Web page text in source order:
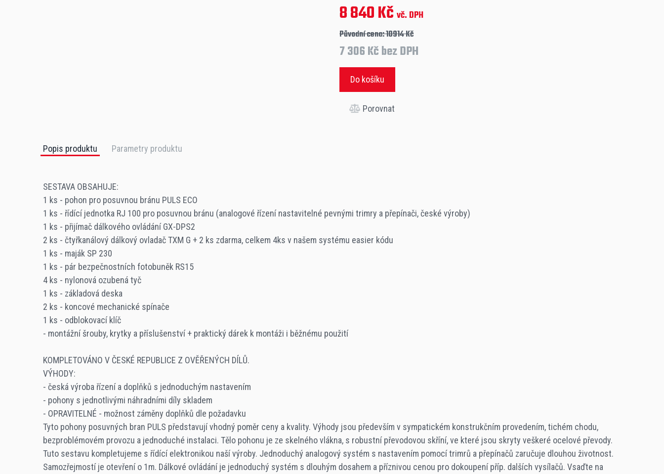
8 840 Kč vč. DPH
Původní cena: 10914 Kč
7 306 Kč bez DPH
Do košíku
Porovnat
Popis produktu Parametry produktu
SESTAVA OBSAHUJE:
1 ks - pohon pro posuvnou bránu PULS ECO
1 ks - řídící jednotka RJ 100 pro posuvnou bránu (analogové řízení nastavitelné pevnými trimry a přepínači, české výroby)
1 ks - přijímač dálkového ovládání GX-DPS2
2 ks - čtyřkanálový dálkový ovladač TXM G + 2 ks zdarma, celkem 4ks v našem systému easier kódu
1 ks - maják SP 230
1 ks - pár bezpečnostních fotobuněk RS15
4 ks - nylonová ozubená tyč
1 ks - základová deska
2 ks - koncové mechanické spínače
1 ks - odblokovací klíč
- montážní šrouby, krytky a příslušenství + praktický dárek k montáži i běžnému použití
KOMPLETOVÁNO V ČESKÉ REPUBLICE Z OVĚŘENÝCH DÍLŮ.
VÝHODY:
- česká výroba řízení a doplňků s jednoduchým nastavením
- pohony s jednotlivými náhradními díly skladem
- OPRAVITELNÉ - možnost záměny doplňků dle požadavku
Tyto pohony posuvných bran PULS představují vhodný poměr ceny a kvality. Výhody jsou především v sympatickém konstrukčním provedením, tichém chodu,
bezproblémovém provozu a jednoduché instalaci. Tělo pohonu je ze skelného vlákna, s robustní převodovou skříní, ve které jsou skryty veškeré ocelové převody.
Tuto sestavu kompletujeme s řídící elektronikou naší výroby. Jednoduchý analogový systém s nastavením pomocí trimrů a přepínačů zaručuje dlouhou životnost.
Samozřejmostí je otevření o 1m. Dálkové ovládání je jednoduchý systém s dlouhým dosahem a příznivou cenou pro dokoupení příp. dalších vysílačů. Vsaďte na
Max. délka rámu
4,5 m
Max. hmotnost rámu
400 kg
Max. tlačná síla
500 N
Provozní napětí motoru
230 V
Provozní teplota
-20/+70 °C
Stupeň krytí